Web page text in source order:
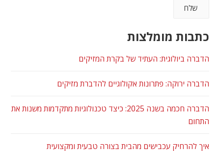
כתבות מומלצות
הדברה ביולוגית: העתיד של בקרת המזיקים
הדברה ירוקה: פתרונות אקולוגיים להדברת מזיקים
הדברה חכמה בשנה 2025: כיצד טכנולוגיות מתקדמות משנות את
התחום
איך להרחיק עכבישים מהבית בצורה טבעית ומקצועית